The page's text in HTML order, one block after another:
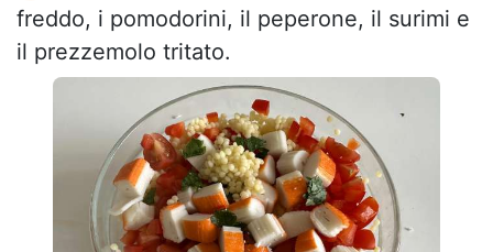
freddo, i pomodorini, il peperone, il surimi e
il prezzemolo tritato.